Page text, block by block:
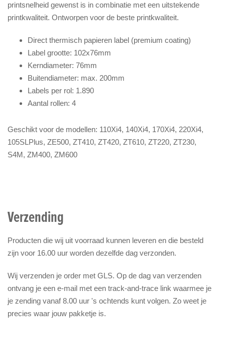
printsnelheid gewenst is in combinatie met een uitstekende
printkwaliteit. Ontworpen voor de beste printkwaliteit.
Direct thermisch papieren label (premium coating)
Label grootte: 102x76mm
Kerndiameter: 76mm
Buitendiameter: max. 200mm
Labels per rol: 1.890
Aantal rollen: 4
Geschikt voor de modellen: 110Xi4, 140Xi4, 170Xi4, 220Xi4,
105SLPlus, ZE500, ZT410, ZT420, ZT610, ZT220, ZT230,
S4M, ZM400, ZM600
Verzending
Producten die wij uit voorraad kunnen leveren en die besteld
zijn voor 16.00 uur worden dezelfde dag verzonden.
Wij verzenden je order met GLS. Op de dag van verzenden
ontvang je een e-mail met een track-and-trace link waarmee je
je zending vanaf 8.00 uur 's ochtends kunt volgen. Zo weet je
precies waar jouw pakketje is.